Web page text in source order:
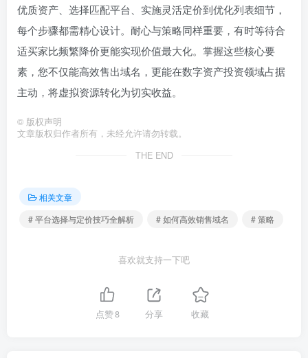
优质资产、选择匹配平台、实施灵活定价到优化列表细节，
每个步骤都需精心设计。耐心与策略同样重要，有时等待合
适买家比频繁降价更能实现价值最大化。掌握这些核心要
素，您不仅能高效售出域名，更能在数字资产投资领域占据
主动，将虚拟资源转化为切实收益。
© 版权声明
文章版权归作者所有，未经允许请勿转载。
THE END
相关文章
# 平台选择与定价技巧全解析
# 如何高效销售域名 # 策略
喜欢就支持一下吧
点赞8 分享 收藏